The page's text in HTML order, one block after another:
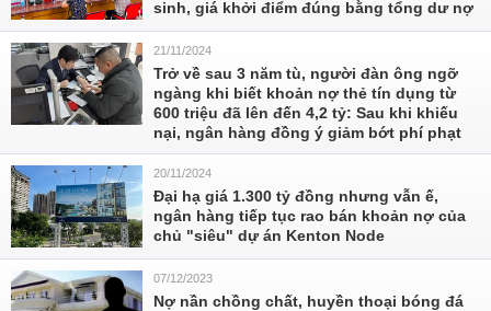
sinh, giá khởi điểm đúng bằng tổng dư nợ
21/11/2024
Trở về sau 3 năm tù, người đàn ông ngỡ
ngàng khi biết khoản nợ thẻ tín dụng từ
600 triệu đã lên đến 4,2 tỷ: Sau khi khiếu
nại, ngân hàng đồng ý giảm bớt phí phạt
20/11/2024
Đại hạ giá 1.300 tỷ đồng nhưng vẫn ế,
ngân hàng tiếp tục rao bán khoản nợ của
chủ "siêu" dự án Kenton Node
07/12/2023
Nợ nần chồng chất, huyền thoại bóng đá